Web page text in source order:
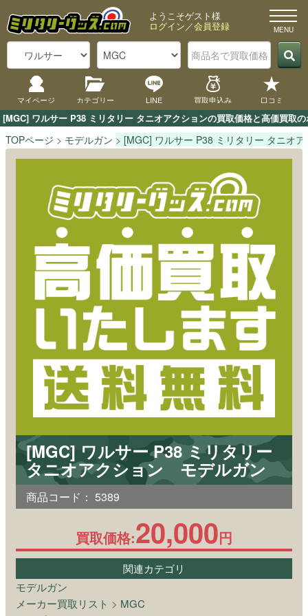
[MGC] ワルサー P38 ミリタリー タニオアクションの買取価格と高価買取
ようこそゲスト様
ログイン／会員登録
マイページ カテゴリー LINE 買取申込み 口コミ
TOPページ モデルガン [MGC] ワルサー P38 ミリタリー タニオ
[MGC] ワルサー P38 ミリタリー
タニオアクション モデルガン
商品コード： 5389
買取価格:20,000円
関連カテゴリ
モデルガン
メーカー買取リスト > MGC